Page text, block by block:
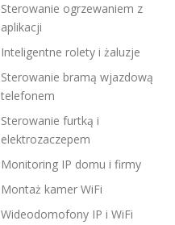
Sterowanie ogrzewaniem z
aplikacji
Inteligentne rolety i żaluzje
Sterowanie bramą wjazdową
telefonem
Sterowanie furtką i
elektrozaczepem
Monitoring IP domu i firmy
Montaż kamer WiFi
Wideodomofony IP i WiFi